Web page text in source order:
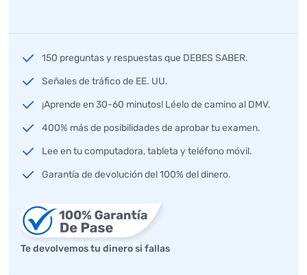
150 preguntas y respuestas que DEBES SABER.
Señales de tráfico de EE. UU.
¡Aprende en 30-60 minutos! Léelo de camino al DMV.
400% más de posibilidades de aprobar tu examen.
Lee en tu computadora, tableta y teléfono móvil.
Garantía de devolución del 100% del dinero.
Te devolvemos tu dinero si fallas